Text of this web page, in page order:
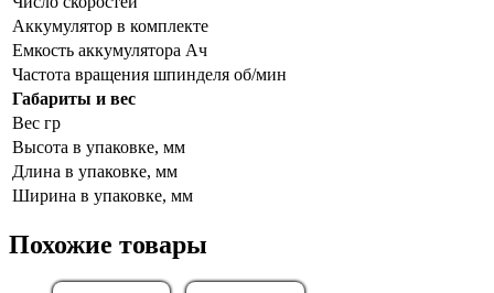
Аккумулятор в комплекте
Емкость аккумулятора Ач
Частота вращения шпинделя об/мин
Габариты и вес
Вес гр
Высота в упаковке, мм
Длина в упаковке, мм
Ширина в упаковке, мм
Похожие товары